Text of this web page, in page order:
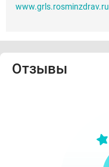
www.grls.rosminzdrav.ru
Отзывы